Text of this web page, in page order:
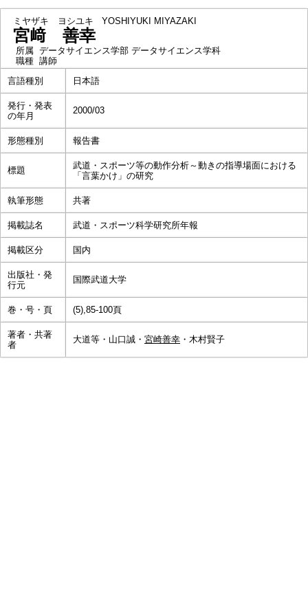
ミヤザキ ヨシユキ YOSHIYUKI MIYAZAKI
宮﨑 善幸
所属 データサイエンス学部 データサイエンス学科
職種 講師
言語種別
日本語
発行・発表
の年月
2000/03
形態種別 報告書
標題
武道・スポーツ等の動作分析～動きの指導場面における
「言葉かけ」の研究
執筆形態 共著
掲載誌名 武道・スポーツ科学研究所年報
掲載区分 国内
出版社・発
行元
国際武道大学
巻・号・頁 (5),85-100頁
著者・共著
者
大道等・山口誠・ 宮崎善幸 ・木村賢子